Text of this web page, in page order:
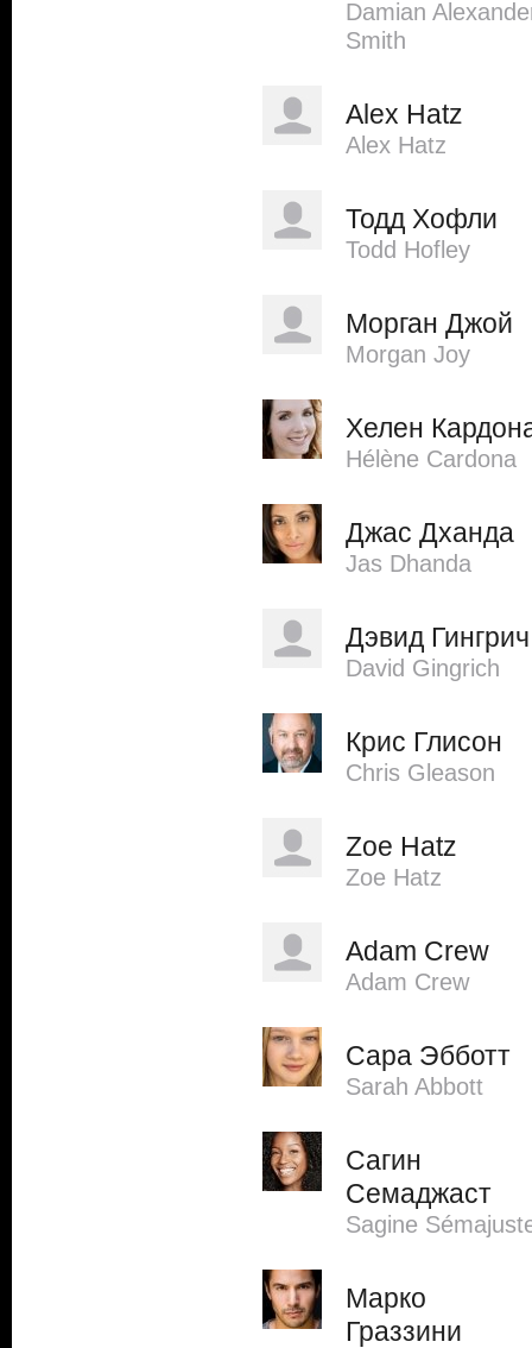
Damian
Smith
Alex Hatz
Alex Hatz
Тодд Хофли
Todd Hofley
Морган Джой
Morgan Joy
Хелен
Hélène Cardona
Джас Дханда
Jas Dhanda
Дэвид Гингрич
David Gingrich
Крис Глисон
Chris Gleason
Zoe Hatz
Zoe Hatz
Adam Crew
Adam Crew
Сара Эбботт
Sarah Abbott
Сагин
Семаджаст
Sagine
Марко
Граззини